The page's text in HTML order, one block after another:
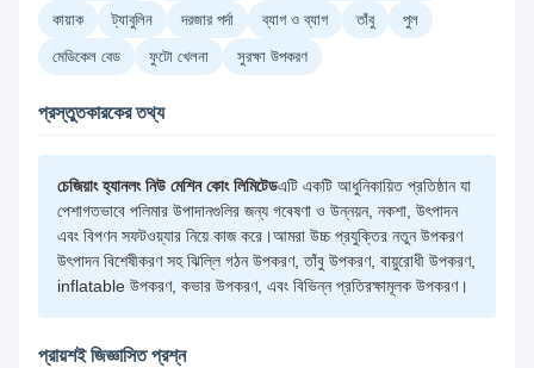
কায়াক ট্যাবুলিন দরজার পর্দা ব্যাগ ও ব্যাগ তাঁবু পুল
মেডিকেল বেড ফুটো খেলনা সুরক্ষা উপকরণ
প্রস্তুতকারকের তথ্য
চেজিয়াং হ্যানলং নিউ মেশিন কোং লিমিটেডএটি একটি আধুনিকায়িত প্রতিষ্ঠান যা
পেশাগতভাবে পলিমার উপাদানগুলির জন্য গবেষণা ও উন্নয়ন, নকশা, উৎপাদন
এবং বিপণন সফটওয়্যার নিয়ে কাজ করে।আমরা উচ্চ প্রযুক্তির নতুন উপকরণ
উৎপাদন বিশেষীকরণ সহ ঝিল্লি গঠন উপকরণ, তাঁবু উপকরণ, বায়ুরোধী উপকরণ,
inflatable উপকরণ, কভার উপকরণ, এবং বিভিন্ন প্রতিরক্ষামূলক উপকরণ।
প্রায়শই জিজ্ঞাসিত প্রশ্ন